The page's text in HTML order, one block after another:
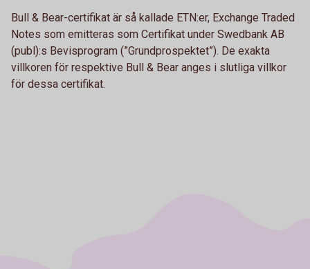
Bull & Bear-certifikat är så kallade ETN:er, Exchange Traded
Notes som emitteras som Certifikat under Swedbank AB
(publ):s Bevisprogram (”Grundprospektet”). De exakta
villkoren för respektive Bull & Bear anges i slutliga villkor
för dessa certifikat.